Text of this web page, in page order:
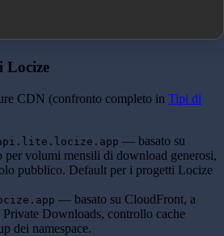
Locize
CDN (confronto completo in Tipi di
— basato su
volumi mensili di download generosi,
pubblico. Default per i progetti Locize
— basato su CloudFront, a
Private Downloads, controllo cache
dei namespace.